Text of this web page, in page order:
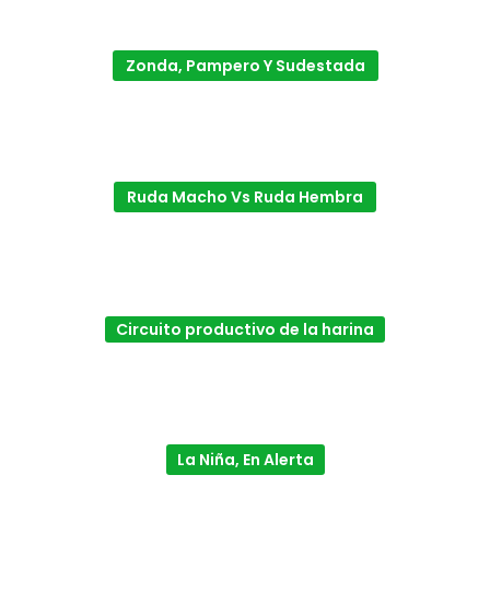
Zonda, Pampero Y Sudestada
Ruda Macho Vs Ruda Hembra
Circuito productivo de la harina
La Niña, En Alerta